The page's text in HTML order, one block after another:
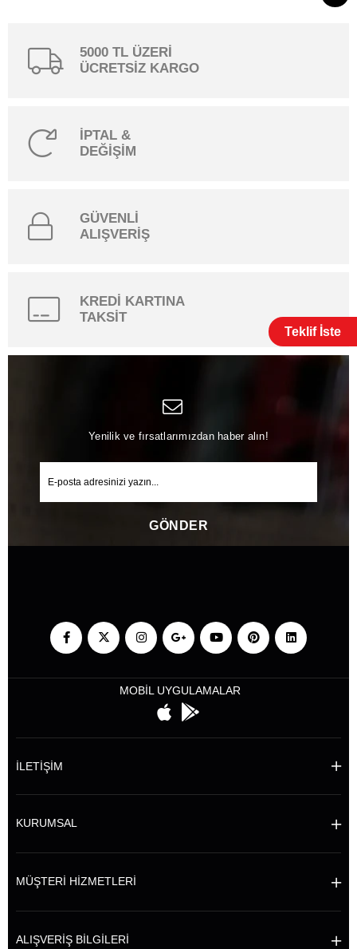
Teklif İste
5000 TL ÜZERİ
ÜCRETSİZ KARGO
İPTAL &
DEĞİŞİM
GÜVENLİ
ALIŞVERİŞ
KREDİ KARTINA
TAKSİT
Yenilik ve fırsatlarımızdan haber alın!
GÖNDER
MOBİL UYGULAMALAR
İLETİŞİM
KURUMSAL
MÜŞTERİ HİZMETLERİ
ALIŞVERİŞ BİLGİLERİ